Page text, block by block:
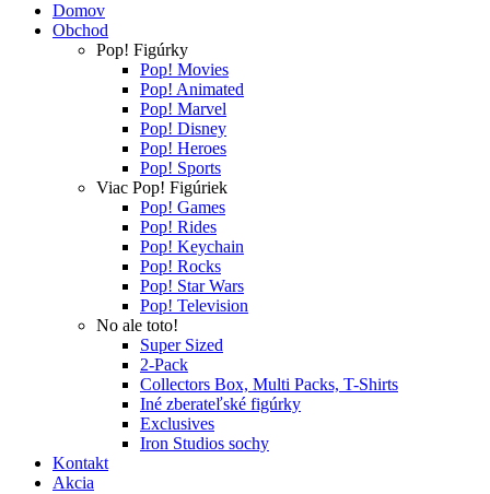
Domov
Obchod
Pop! Figúrky
Pop! Movies
Pop! Animated
Pop! Marvel
Pop! Disney
Pop! Heroes
Pop! Sports
Viac Pop! Figúriek
Pop! Games
Pop! Rides
Pop! Keychain
Pop! Rocks
Pop! Star Wars
Pop! Television
No ale toto!
Super Sized
2-Pack
Collectors Box, Multi Packs, T-Shirts
Iné zberateľské figúrky
Exclusives
Iron Studios sochy
Kontakt
Akcia